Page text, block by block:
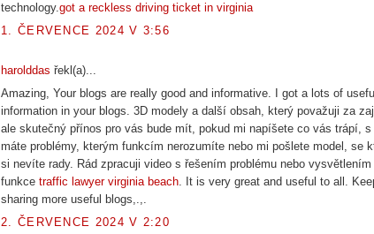
technology.got a reckless driving ticket in virginia
1. ČERVENCE 2024 V 3:56
harolddas řekl(a)...
Amazing, Your blogs are really good and informative. I got a lots of useful
information in your blogs. 3D modely a další obsah, který považuji za
ale skutečný přínos pro vás bude mít, pokud mi napíšete co vás trápí,
máte problémy, kterým funkcím nerozumíte nebo mi pošlete model, se
si nevíte rady. Rád zpracuji video s řešením problému nebo vysvětlením
funkce traffic lawyer virginia beach. It is very great and useful to all.
sharing more useful blogs,.,.
2. ČERVENCE 2024 V 2:20